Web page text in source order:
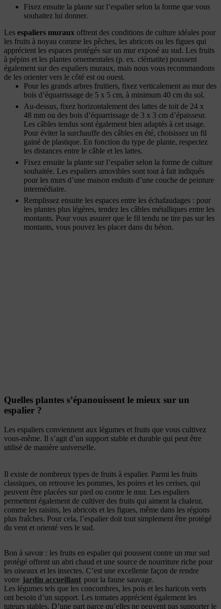
Fixez ensuite la plante sur l’espalier selon la forme que vous
souhaitez lui donner.
Les espaliers muraux offrent des conditions de culture idéales pour
les fruits à noyau comme les pêches, les abricots ou les figues qui
apprécient les espaces protégés sur un mur exposé au sud. Les fruits
à pépins et les plantes ornementales (p. ex. clématite) poussent
également sur des espaliers muraux, mais nous vous recommandons
de les orienter vers le côté est ou ouest.
Pour les grands arbres fruitiers, fixez verticalement au mur des
bois d’équarrissage de 5 x 5 cm, à minimum 40 cm du sol.
Au-dessus, fixez horizontalement des lattes de toit de 24 x
48 mm ou des bois d’équarrissage de 3 x 3 cm d’épaisseur.
Les câbles tendus sont également bien adaptés à cet usage.
Pour éviter la surchauffe des câbles en été, choisissez un fil
gainé de plastique. En fonction du type de plante, respectez
les distances entre le câble et les lattes.
Fixez ensuite la plante sur l’espalier selon la forme de culture
souhaitée. Les espaliers amovibles sont tout à fait indiqués
pour les murs d’une maison enduits d’une couche de peinture
intermédiaire.
Remplissez ensuite les espaces entre les échafaudages : pour
les plantes plus légères, tendez les câbles métalliques entre les
montants. Pour vous assurer que le fil tendu ne tire pas sur les
montants, vous pouvez les placer dans du béton.
Quelles plantes s’épanouissent le mieux sur un
espalier ?
Les espaliers conviennent aux légumes et fruits que vous cultivez
vous-même. Il s’agit d’un support stable et durable qui peut être
utilisé de manière universelle.
Il existe de nombreux types de fruits à espalier. Parmi les fruits
classiques, on retrouve les pommes, les poires et les cerises, qui
peuvent être placées sur pied ou contre le mur. Les espaliers
permettent également de cultiver des fruits qui aiment la chaleur,
comme les raisins, les abricots et les figues, même dans les régions
plus fraîches. Pour cela, l’espalier doit tout simplement être protégé
du vent et orienté vers le sud.
Bon à savoir : les fruits en espalier qui poussent contre un mur sud
protégé offrent un abri chaud et une source de nourriture riche pour
les oiseaux et les insectes. C’est une excellente façon de rendre
votre jardin accueillant pour la faune sauvage.
Les légumes tels que les concombres, les pois et les haricots verts
ont besoin d’un support. Les tomates apprécient également les
tuteurs stables. D’une part parce qu’elles ne peuvent pas supporter le